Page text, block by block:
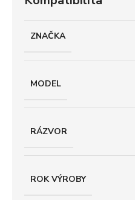
ZNAČKA
MODEL
RÁZVOR
ROK VÝROBY